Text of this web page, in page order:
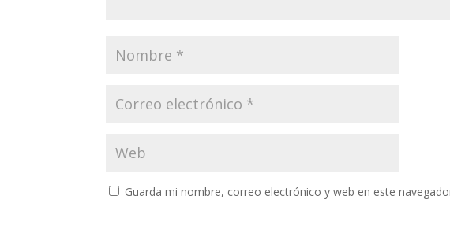
Guarda mi nombre, correo electrónico y web en este